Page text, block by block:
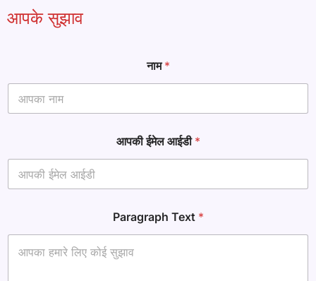
आपके सुझाव
मे
ल
आ
ई
डी
नाम*
आपकी ईमेल आईडी *
Paragraph Text *